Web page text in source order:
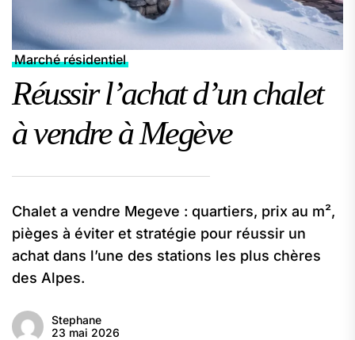
Marché résidentiel
Réussir l’achat d’un chalet
à vendre à Megève
Chalet a vendre Megeve : quartiers, prix au m²,
pièges à éviter et stratégie pour réussir un
achat dans l’une des stations les plus chères
des Alpes.
Stephane
23 mai 2026